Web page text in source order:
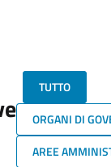
TUTTO
ORGANI DI
AREE